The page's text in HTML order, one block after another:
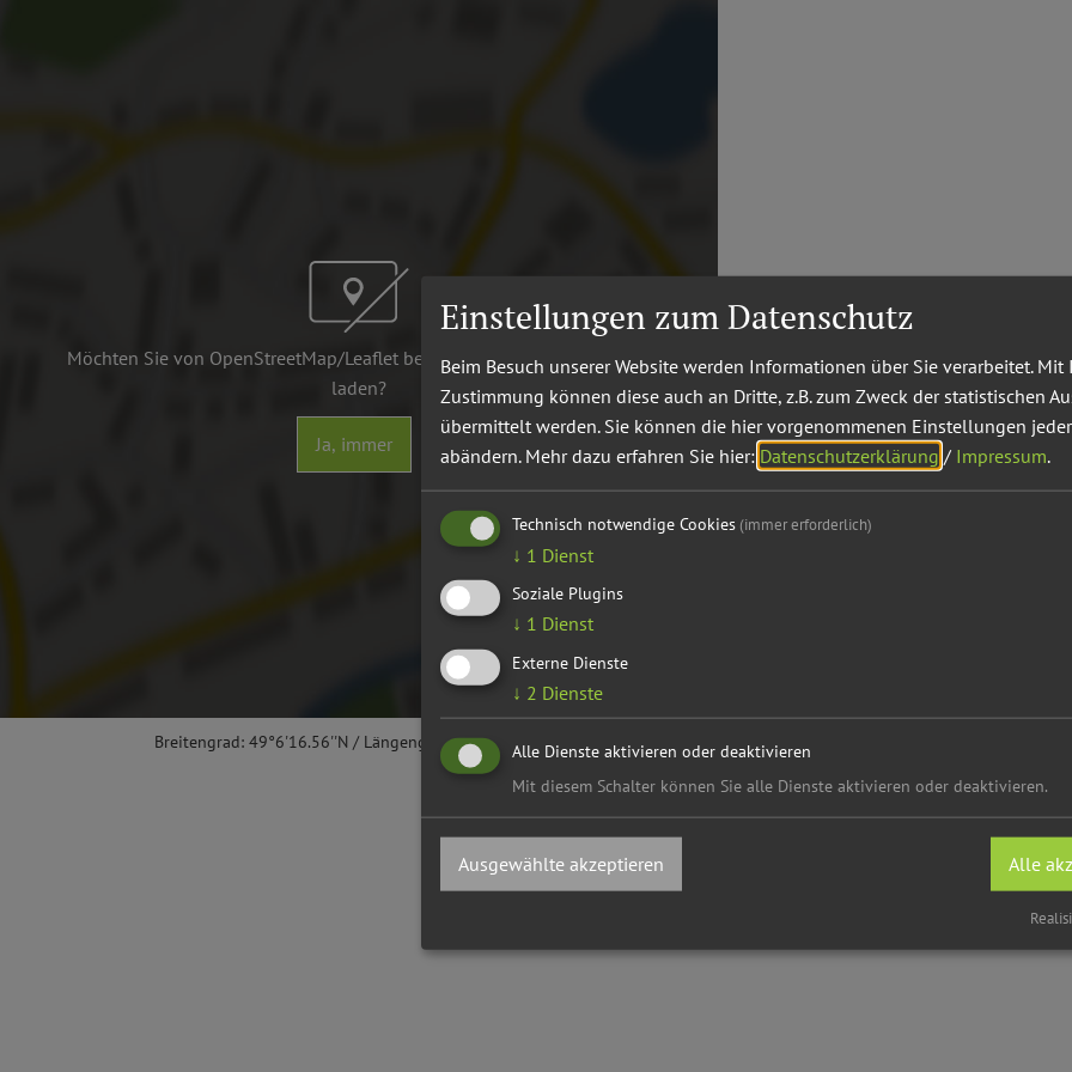
Möchten Sie von OpenStreetMap/Leaflet bereitgestellte externe Inhalte
laden?
Ja, immer
Breitengrad: 49°6'16.56''N / Längengrad: 11°26'27.44''E
Einstellungen zum Datenschutz
Beim Besuch unserer Website werden Informationen über Sie verarbeitet. Mit
Zustimmung können diese auch an Dritte, z.B. zum Zweck der statistischen
übermittelt werden. Sie können die hier vorgenommenen Einstellungen
abändern. Mehr dazu erfahren Sie hier: Datenschutzerklärung / Impressum.
Technisch notwendige Cookies (immer erforderlich)
↓ 1 Dienst
Soziale Plugins
↓ 1 Dienst
Externe Dienste
↓ 2 Dienste
Alle Dienste aktivieren oder deaktivieren
Mit diesem Schalter können Sie alle Dienste aktivieren oder deaktivieren.
Ausgewählte akzeptieren Alle